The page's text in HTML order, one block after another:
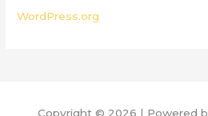
WordPress.org
Copyright © 2026 | Powered